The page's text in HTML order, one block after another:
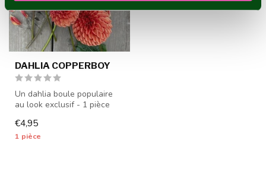
DAHLIA COPPERBOY
Un dahlia boule populaire
au look exclusif - 1 pièce
€4,95
1 pièce